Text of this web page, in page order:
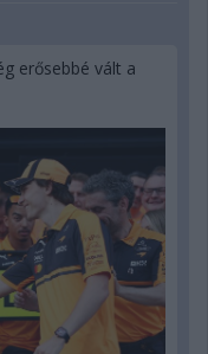
erősebbé vált a